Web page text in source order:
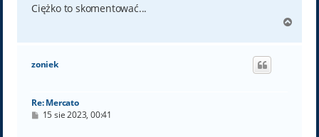
Ciężko to skomentować...
g
zoniek
Re: Mercato
P15 sie 2023, 00:41